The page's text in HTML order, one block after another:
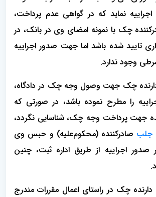
نماید که در گواهی عدم پرداخت،
چک با نمونه امضای وی در بانک، در
تایید شده باشد اما جهت صدور اجراییه
وجود ندارد.
چک جهت وصول وجه چک در دادگاه،
را مطرح نموده باشد، در صورتی که
جهت پرداخت وجه چک، شناسایی نگردد،
جلب صادرکننده (محکوم‌علیه) و حبس وی
صدور اجراییه از طریق اداره ثبت، چنین
چک در راستای اعمال مقررات مندرج